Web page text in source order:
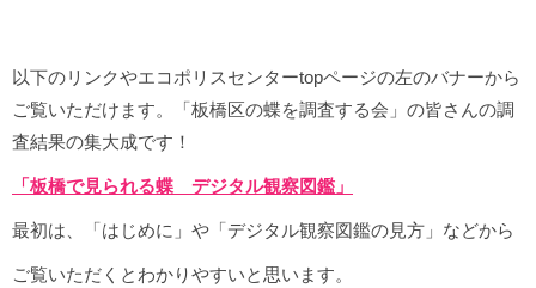
以下のリンクやエコポリスセンターtopページの左のバナーから
ご覧いただけます。「板橋区の蝶を調査する会」の皆さんの調
査結果の集大成です！
「板橋で見られる蝶 デジタル観察図鑑」
最初は、「はじめに」や「デジタル観察図鑑の見方」などから
ご覧いただくとわかりやすいと思います。